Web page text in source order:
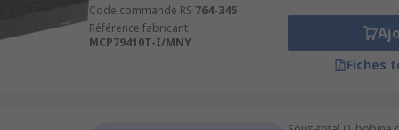
Code commande RS 764-345
Référence fabricant
MCP79410T-I/MNY
Fiches